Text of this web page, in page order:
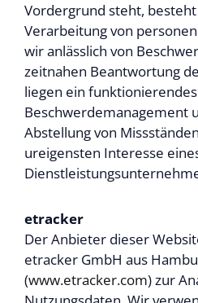
Vordergrund steht,
Verarbeitung von
wir anlässlich von
zeitnahen Beantwortung
liegen ein funktionierendes
Beschwerdemanagement
Abstellung von
ureigensten Interesse
etracker
Der Anbieter dieser
etracker GmbH aus
(www.etracker.com) zur